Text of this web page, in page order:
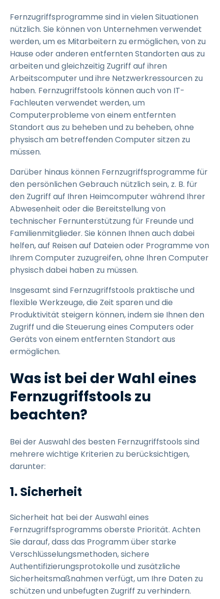
Fernzugriffsprogramme sind in vielen Situationen
nützlich. Sie können von Unternehmen verwendet
werden, um es Mitarbeitern zu ermöglichen, von zu
Hause oder anderen entfernten Standorten aus zu
arbeiten und gleichzeitig Zugriff auf ihren
Arbeitscomputer und ihre Netzwerkressourcen zu
haben. Fernzugriffstools können auch von IT-
Fachleuten verwendet werden, um
Computerprobleme von einem entfernten
Standort aus zu beheben und zu beheben, ohne
physisch am betreffenden Computer sitzen zu
müssen.
Darüber hinaus können Fernzugriffsprogramme für
den persönlichen Gebrauch nützlich sein, z. B. für
den Zugriff auf Ihren Heimcomputer während Ihrer
Abwesenheit oder die Bereitstellung von
technischer Fernunterstützung für Freunde und
Familienmitglieder. Sie können Ihnen auch dabei
helfen, auf Reisen auf Dateien oder Programme von
Ihrem Computer zuzugreifen, ohne Ihren Computer
physisch dabei haben zu müssen.
Insgesamt sind Fernzugriffstools praktische und
flexible Werkzeuge, die Zeit sparen und die
Produktivität steigern können, indem sie Ihnen den
Zugriff und die Steuerung eines Computers oder
Geräts von einem entfernten Standort aus
ermöglichen.
Was ist bei der Wahl eines
Fernzugriffstools zu
beachten?
Bei der Auswahl des besten Fernzugriffstools sind
mehrere wichtige Kriterien zu berücksichtigen,
darunter:
1. Sicherheit
Sicherheit hat bei der Auswahl eines
Fernzugriffsprogramms oberste Priorität. Achten
Sie darauf, dass das Programm über starke
Verschlüsselungsmethoden, sichere
Authentifizierungsprotokolle und zusätzliche
Sicherheitsmaßnahmen verfügt, um Ihre Daten zu
schützen und unbefugten Zugriff zu verhindern.